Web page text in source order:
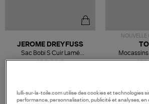
480,00 €
JEROME DREYFUSS
Sac Bobi S Cuir Lamé
Champagne
NOUVELLE
lulli-sur-la-toile.com utilise des cookies et technologies
performance, personnalisation, publicité et analyses, en